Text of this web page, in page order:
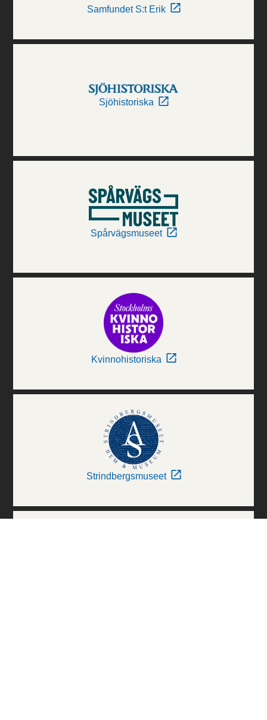
Samfundet S:t Erik
Sjöhistoriska
Spårvägsmuseet
Kvinnohistoriska
Strindbergsmuseet